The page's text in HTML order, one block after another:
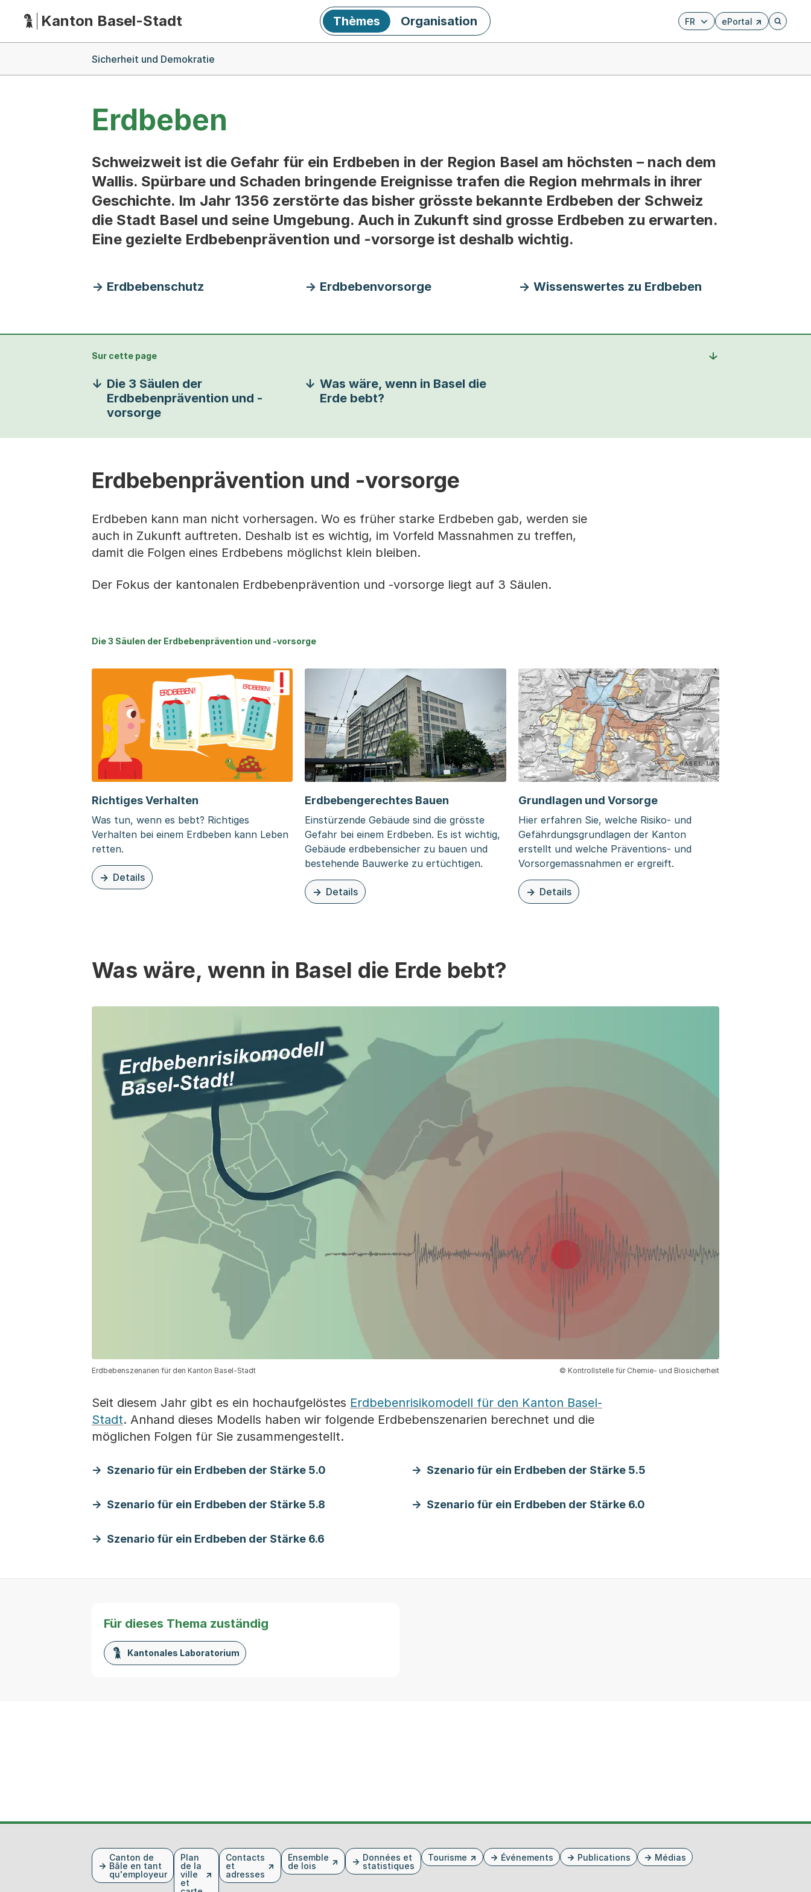
HauptnavigationKanton Basel-Stadt FR ePortal
Externer Link, wird in
Öffnet
Thèmes Organisation
Sicherheit und Demokratie
Erdbeben
Schweizweit ist die Gefahr für ein Erdbeben in der Region Basel am höchsten – nach dem
Wallis. Spürbare und Schaden bringende Ereignisse trafen die Region mehrmals in ihrer
Geschichte. Im Jahr 1356 zerstörte das bisher grösste bekannte Erdbeben der Schweiz
die Stadt Basel und seine Umgebung. Auch in Zukunft sind grosse Erdbeben zu erwarten.
Eine gezielte Erdbebenprävention und -vorsorge ist deshalb wichtig.
Erdbebenschutz Erdbebenvorsorge Wissenswertes zu Erdbeben
Sur cette page
Die 3 Säulen der
Erdbebenprävention und -
vorsorge
Was wäre, wenn in Basel die
Erde bebt?
Erdbebenprävention und -vorsorge
Erdbeben kann man nicht vorhersagen. Wo es früher starke Erdbeben gab, werden sie
auch in Zukunft auftreten. Deshalb ist es wichtig, im Vorfeld Massnahmen zu treffen,
damit die Folgen eines Erdbebens möglichst klein bleiben.
Der Fokus der kantonalen Erdbebenprävention und -vorsorge liegt auf 3 Säulen.
Die 3 Säulen der Erdbebenprävention und -vorsorge
Richtiges Verhalten
Was tun, wenn es bebt? Richtiges
Verhalten bei einem Erdbeben kann Leben
retten.
Details
zu diesem Thema: Richtiges Verhalten
Erdbebengerechtes Bauen
Einstürzende Gebäude sind die grösste
Gefahr bei einem Erdbeben. Es ist wichtig,
Gebäude erdbebensicher zu bauen und
bestehende Bauwerke zu ertüchtigen.
Details
zu diesem Thema: Erdbebengerechtes Bauen
Grundlagen und Vorsorge
Hier erfahren Sie, welche Risiko- und
Gefährdungsgrundlagen der Kanton
erstellt und welche Präventions- und
Vorsorgemassnahmen er ergreift.
Details
zu diesem Thema: Grundlagen und Vorsorge
Was wäre, wenn in Basel die Erde bebt?
Erdbebenszenarien für den Kanton Basel-Stadt © Kontrollstelle für Chemie- und Biosicherheit
Seit diesem Jahr gibt es ein hochaufgelöstes Erdbebenrisikomodell für den Kanton Basel-
Stadt. Anhand dieses Modells haben wir folgende Erdbebenszenarien berechnet und die
möglichen Folgen für Sie zusammengestellt.
Szenario für ein Erdbeben der Stärke 5.0 Szenario für ein Erdbeben der Stärke 5.5
Szenario für ein Erdbeben der Stärke 5.8 Szenario für ein Erdbeben der Stärke 6.0
Szenario für ein Erdbeben der Stärke 6.6
Für dieses Thema zuständig
Kantonales Laboratorium
Canton de
Bâle en tant
qu'employeur
Plan
de la
ville
et
Contacts
et
adresses
Ensemble
de lois
Données et
statistiques
Tourisme Événements Publications Médias